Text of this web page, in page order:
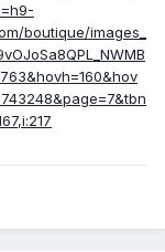
boutique/images_